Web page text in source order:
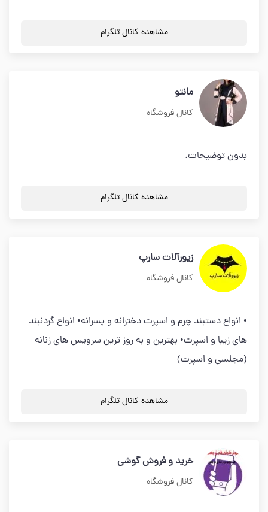
مشاهده کانال تلگرام
مانتو
کانال فروشگاه
بدون توضیحات.
مشاهده کانال تلگرام
زیورآلات سارپ
کانال فروشگاه
• انواع دستبند چرم و اسپرت دخترانه و پسرانه• انواع گردنبند
های زیبا و اسپرت• بهترین و به روز ترین سرویس های زنانه
(مجلسی و اسپرت)
مشاهده کانال تلگرام
خرید و فروش گوشی
کانال فروشگاه